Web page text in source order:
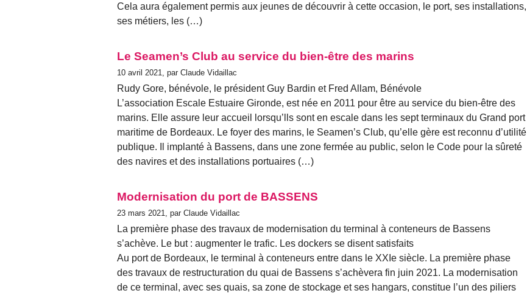
Cela aura également permis aux jeunes de découvrir à cette occasion, le port, ses installations,
ses métiers, les (…)
Le Seamen’s Club au service du bien-être des marins
10 avril 2021, par Claude Vidaillac
Rudy Gore, bénévole, le président Guy Bardin et Fred Allam, Bénévole
L’association Escale Estuaire Gironde, est née en 2011 pour être au service du bien-être des
marins. Elle assure leur accueil lorsqu’lls sont en escale dans les sept terminaux du Grand port
maritime de Bordeaux. Le foyer des marins, le Seamen’s Club, qu’elle gère est reconnu d’utilité
publique. Il implanté à Bassens, dans une zone fermée au public, selon le Code pour la sûreté
des navires et des installations portuaires (…)
Modernisation du port de BASSENS
23 mars 2021, par Claude Vidaillac
La première phase des travaux de modernisation du terminal à conteneurs de Bassens
s’achève. Le but : augmenter le trafic. Les dockers se disent satisfaits
Au port de Bordeaux, le terminal à conteneurs entre dans le XXIe siècle. La première phase
des travaux de restructuration du quai de Bassens s’achèvera fin juin 2021. La modernisation
de ce terminal, avec ses quais, sa zone de stockage et ses hangars, constitue l’un des piliers